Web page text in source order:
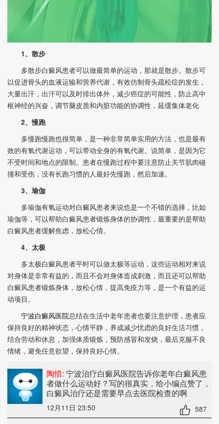
1、散步
多散步白癜风患者可以做最简单的运动，那就是散步。散步可
以促进骨头的血液运输和营养代谢，有效仿制骨头疏松症的发生，
大量出汗，出汗可以及时排出体外，减少癌症的可能性，防止高中
枢神经的兴奋，调节脑皮质和内脏功能的协调性，延缓集体老化
2、慢跑
多慢跑慢跑也很简单，是一种非常简单实用的方法，也是最有
效的有氧代谢运动，可以带动全身的有氧代谢。说简单，是因为它
不受时间和地点的限制。患者在慢跑过程中要注意防止关节肌肉碰
撞和受伤，没有长跑习惯的人最好先慢跑，然后加速。
3、瑜伽
多瑜伽有氧运动对白癜风患者来说也是一个不错的选择，比如
瑜伽等，可以帮助白癜风患者锻炼身体的协调性，最重要的是帮助
白癜风患者缓解焦虑，放松心情。
4、太极
多太极白癜风患者平时可以做太极等运动，这些运动相对来说
对身体是非常有益的，而且不会对身体造成刺激，而且还可以帮助
白癜风患者锻炼身体，放松心情，提高免疫力等，是一个有益的运
动项目。
宁波白癜风医院总结在生活中老年患者也要注意护理，患者应
保持良好的精神状态，心情平静，养成减少忧虑的良好生活习惯，
结合劳动和休息，加强体质锻炼，预防感冒和发烧，最后克服不良
情绪，避免任意欲望，保持良好心情。
陶惜: 宁波治疗白癜风医院告诉你老年白癜风患
者做什么运动好？写的很真实，给小编点赞了，
白癜风治疗还是需要早点去医院检查的啊
12月11日 23:50 587